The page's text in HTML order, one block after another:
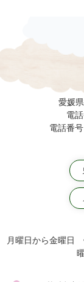
愛媛
電
電話番
月曜日から金曜日